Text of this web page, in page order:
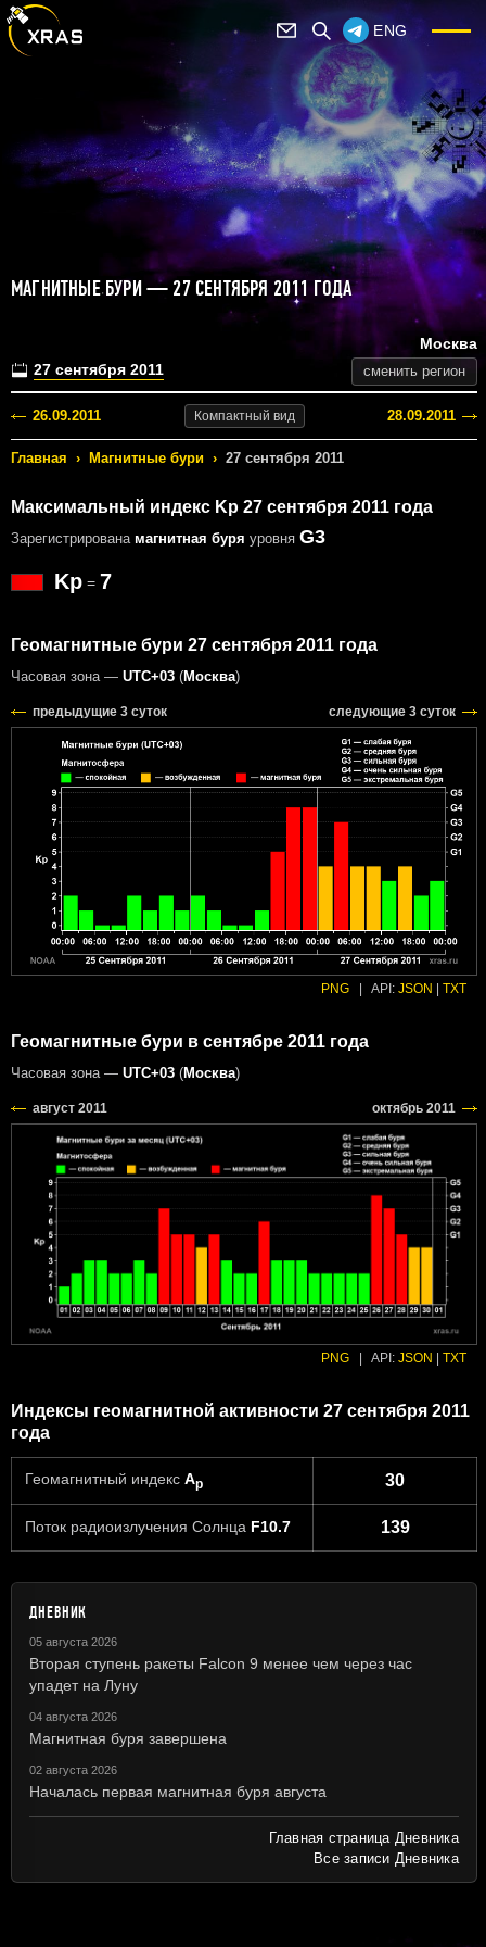
ENG
МАГНИТНЫЕ БУРИ — 27 СЕНТЯБРЯ 2011 ГОДА
27 сентября 2011
Москва
сменить регион
26.09.2011 Компактный вид 28.09.2011
Главная › Магнитные бури › 27 сентября 2011
Максимальный индекс Kp 27 сентября 2011 года
Зарегистрирована магнитная буря уровня G3
Kp = 7
Геомагнитные бури 27 сентября 2011 года
Часовая зона — UTC+03 (Москва)
предыдущие 3 суток следующие 3 суток
PNG API: JSON TXT
Геомагнитные бури в сентябре 2011 года
Часовая зона — UTC+03 (Москва)
PNG API: JSON TXT
Индексы геомагнитной активности 27 сентября 2011
года
Геомагнитный индекс Ap 30
Поток радиоизлучения Солнца F10.7 139
ДНЕВНИК
05 августа 2026
Вторая ступень ракеты Falcon 9 менее чем через час
упадет на Луну
04 августа 2026
Магнитная буря завершена
02 августа 2026
Началась первая магнитная буря августа
Главная страница Дневника
Все записи Дневника